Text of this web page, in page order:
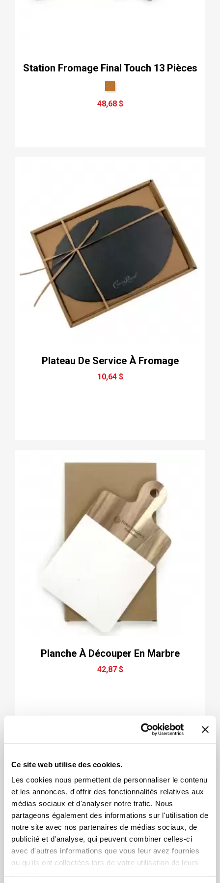
Ce site web utilise des cookies.
Les cookies nous permettent de personnaliser le contenu
et les annonces, d'offrir des fonctionnalités relatives aux
médias sociaux et d'analyser notre trafic. Nous
partageons également des informations sur l'utilisation de
notre site avec nos partenaires de médias sociaux, de
publicité et d'analyse, qui peuvent combiner celles-ci
avec d'autres informations que vous leur avez fournies
ou qu'ils ont collectées lors de votre utilisation de leurs
Station Fromage Final Touch 13 Pièces
48,68 $
Plateau De Service À Fromage
10,64 $
Planche À Découper En Marbre
42,87 $